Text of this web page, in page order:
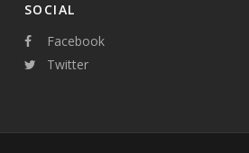
SOCIAL
Facebook
Twitter